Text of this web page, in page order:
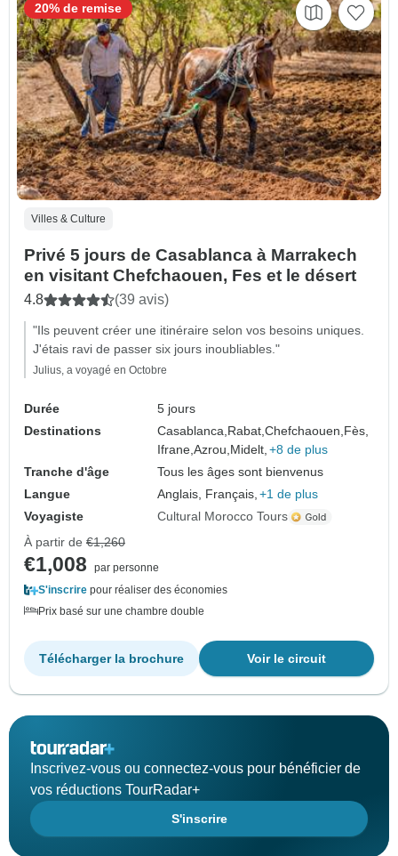
Villes & Culture
Privé 5 jours de Casablanca à Marrakech
en visitant Chefchaouen, Fes et le désert
4.8 (39 avis)
"Ils peuvent créer une itinéraire selon vos besoins uniques.
J'étais ravi de passer six jours inoubliables."
Julius, a voyagé en Octobre
Durée
5 jours
Destinations
Casablanca, Rabat,Chefchaouen, Fès,
Ifrane,Azrou, Midelt, +8 de plus
Tranche d'âge
Tous les âges sont bienvenus
Langue
Anglais, Français, +1 de plus
Voyagiste
Cultural Morocco Tours
20% de remise
À partir de €1,260
€1,008
par personne
S'inscrire pour réaliser des économies
Prix basé sur une chambre double
Voir le circuit
Télécharger la brochure
Inscrivez-vous ou connectez-vous pour bénéficier de
vos réductions TourRadar+
S'inscrire